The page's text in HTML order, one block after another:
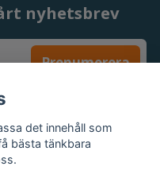
nyhetsbrev
Prenumerera
det innehåll som
bästa tänkbara